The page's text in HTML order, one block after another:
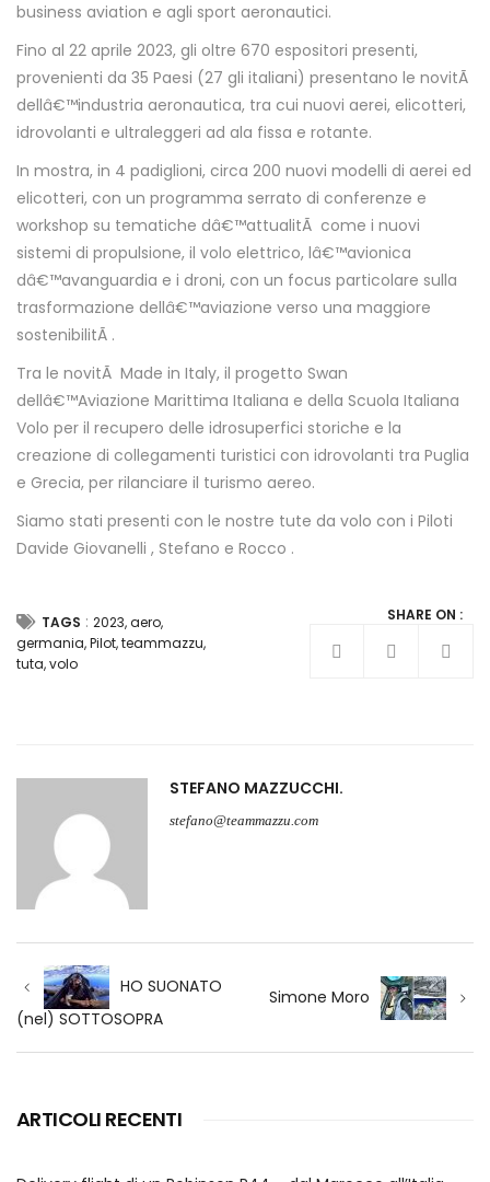
business aviation e agli sport aeronautici.
Fino al 22 aprile 2023, gli oltre 670 espositori presenti,
provenienti da 35 Paesi (27 gli italiani) presentano le novitÃ
dellâ€™industria aeronautica, tra cui nuovi aerei, elicotteri,
idrovolanti e ultraleggeri ad ala fissa e rotante.
In mostra, in 4 padiglioni, circa 200 nuovi modelli di aerei ed
elicotteri, con un programma serrato di conferenze e
workshop su tematiche dâ€™attualitÃ come i nuovi
sistemi di propulsione, il volo elettrico, lâ€™avionica
dâ€™avanguardia e i droni, con un focus particolare sulla
trasformazione dellâ€™aviazione verso una maggiore
sostenibilitÃ .
Tra le novitÃ Made in Italy, il progetto Swan
dellâ€™Aviazione Marittima Italiana e della Scuola Italiana
Volo per il recupero delle idrosuperfici storiche e la
creazione di collegamenti turistici con idrovolanti tra Puglia
e Grecia, per rilanciare il turismo aereo.
Siamo stati presenti con le nostre tute da volo con i Piloti
Davide Giovanelli , Stefano e Rocco .
TAGS : 2023,aero,
germania,Pilot,teammazzu,
tuta,volo
SHARE ON :
STEFANO MAZZUCCHI
stefano@teammazzu.com
Navigazione
articoli
HO SUONATO
(nel) SOTTOSOPRA
Simone Moro
ARTICOLI RECENTI